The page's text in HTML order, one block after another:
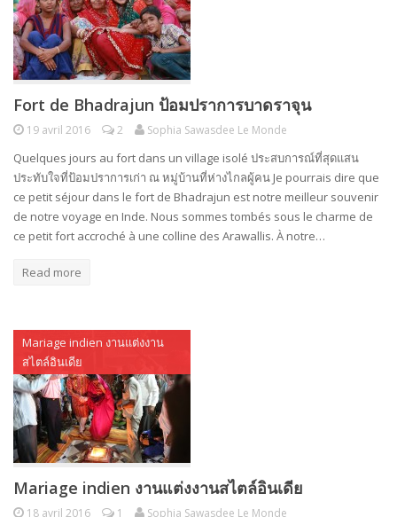
Fort de Bhadrajun ป้อมปราการบาดราจุน
19 avril 2016 2 Sophia Sawasdee Le Monde
Quelques jours au fort dans un village isolé ประสบการณ์ที่สุดแสน
ประทับใจที่ป้อมปราการเก่า ณ หมู่บ้านที่ห่างไกลผู้คน Je pourrais dire que
ce petit séjour dans le fort de Bhadrajun est notre meilleur souvenir
de notre voyage en Inde. Nous sommes tombés sous le charme de
ce petit fort accroché à une colline des Arawallis. À notre…
Read more
Mariage indien งานแต่งงาน
สไตล์อินเดีย
Mariage indien งานแต่งงานสไตล์อินเดีย
18 avril 2016 1 Sophia Sawasdee Le Monde